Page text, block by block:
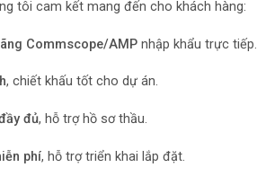
tôi cam kết mang đến cho khách hàng:
Commscope/AMPnhập khẩu trực tiếp.
, chiết khấu tốt cho dự án.
đủ, hỗ trợ hồ sơ thầu.
phí, hỗ trợ triển khai lắp đặt.